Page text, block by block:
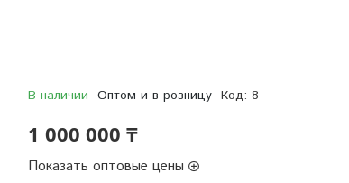
В наличии Оптом и в розницу Код: 8
1 000 000 ₸
Показать оптовые цены